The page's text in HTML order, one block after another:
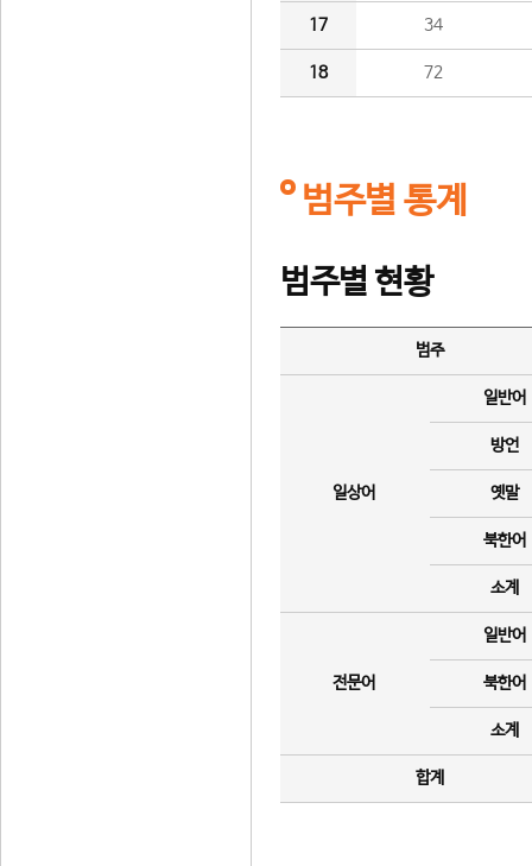
17 34
18 72
범주별 통계
범주별 현황
범주
일상어
일반어
방언
옛말
북한어
소계
전문어
일반어
북한어
소계
합계